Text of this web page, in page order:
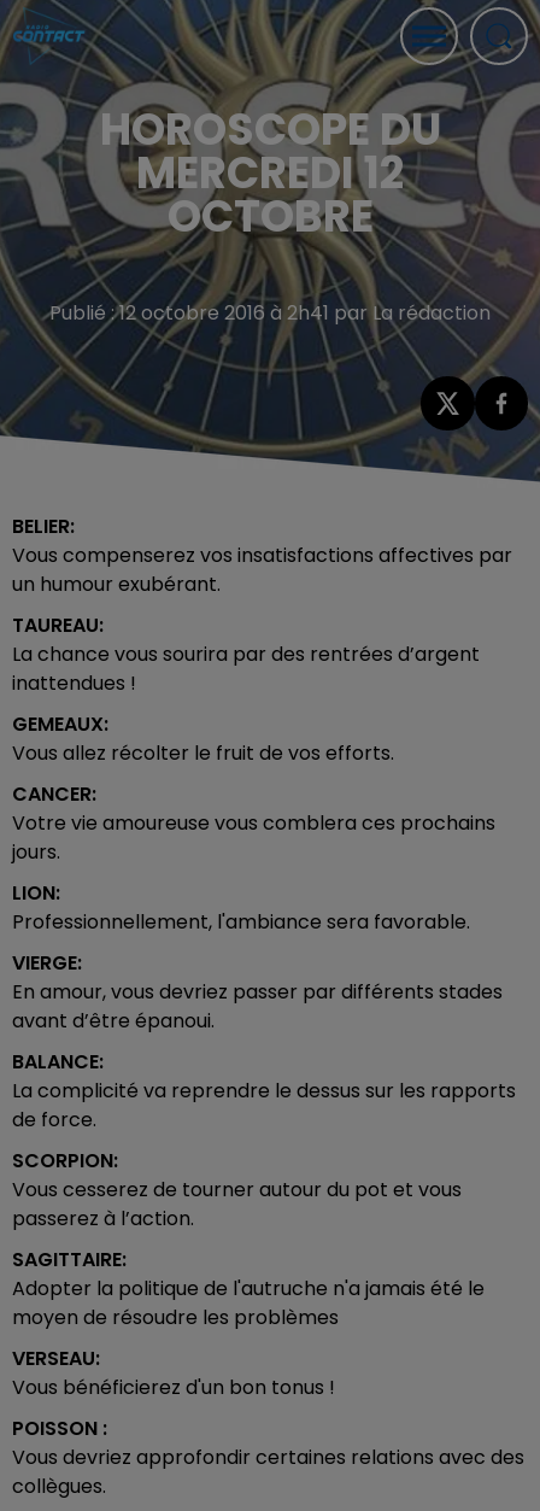
HOROSCOPE DU
MERCREDI 12
OCTOBRE
Publié : 12 octobre 2016 à 2h41 par La rédaction
BELIER:
Vous compenserez vos insatisfactions affectives par
un humour exubérant.
TAUREAU:
La chance vous sourira par des rentrées d’argent
inattendues !
GEMEAUX:
Vous allez récolter le fruit de vos efforts.
CANCER:
Votre vie amoureuse vous comblera ces prochains
jours.
LION:
Professionnellement, l'ambiance sera favorable.
VIERGE:
En amour, vous devriez passer par différents stades
avant d’être épanoui.
BALANCE:
La complicité va reprendre le dessus sur les rapports
de force.
SCORPION:
Vous cesserez de tourner autour du pot et vous
passerez à l’action.
SAGITTAIRE:
Adopter la politique de l'autruche n'a jamais été le
moyen de résoudre les problèmes
VERSEAU:
Vous bénéficierez d'un bon tonus !
POISSON :
Vous devriez approfondir certaines relations avec des
collègues.